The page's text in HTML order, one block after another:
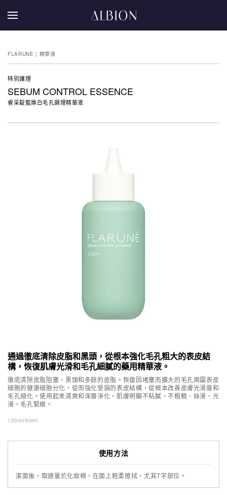
FLARUNE | 精華液
特別護理
SEBUM CONTROL ESSENCE
睿采靛藍煥白毛孔調理精華液
通過徹底清除皮脂和黑頭，從根本強化毛孔粗大的表皮結
構，恢復肌膚光滑和毛孔細膩的藥用精華液。
徹底清除皮脂阻塞、黑頭和多餘的皮脂。恢復因堵塞而擴大的毛孔周圍表皮
細胞的健康細胞分化，從而強化受損的表皮結構，從根本改善皮膚光滑度和
毛孔細化。使用起來清爽和深層淨化，肌膚明顯不粘膩、不粗糙、絲滑、光
滑，毛孔緊緻。
120ml/60ml
使用方法
潔面後，取適量於化妝棉，在面上輕柔擦拭，尤其T字部位。